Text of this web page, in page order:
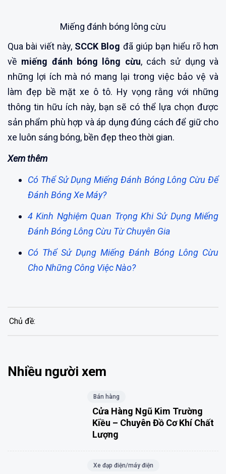
Miếng đánh bóng lông cừu
Qua bài viết này, SCCK Blog đã giúp bạn hiểu rõ hơn
về miếng đánh bóng lông cừu, cách sử dụng và
những lợi ích mà nó mang lại trong việc bảo vệ và
làm đẹp bề mặt xe ô tô. Hy vọng rằng với những
thông tin hữu ích này, bạn sẽ có thể lựa chọn được
sản phẩm phù hợp và áp dụng đúng cách để giữ cho
xe luôn sáng bóng, bền đẹp theo thời gian.
Xem thêm
Có Thể Sử Dụng Miếng Đánh Bóng Lông Cừu Để
Đánh Bóng Xe Máy?
4 Kinh Nghiệm Quan Trọng Khi Sử Dụng Miếng
Đánh Bóng Lông Cừu Từ Chuyên Gia
Có Thể Sử Dụng Miếng Đánh Bóng Lông Cừu
Cho Những Công Việc Nào?
Chủ đề:
Nhiều người xem
Bán hàng
Cửa Hàng Ngũ Kim Trường
Kiều – Chuyên Đồ Cơ Khí Chất
Lượng
Xe đạp điện/máy điện